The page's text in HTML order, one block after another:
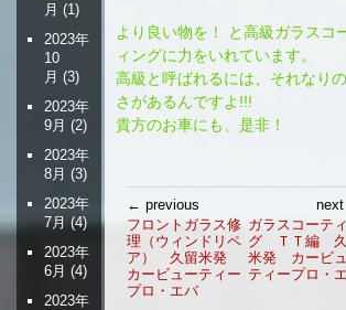
より良い物を！ と高級ガラスコ
ィングに力をいれています。
高級と呼ばれるには、それなり
さがあるんですよ!!!
貴方のお車にも、是非！
稿
ナ
ビ
ゲ
← previous
フロントガラス修
理（ウィンドリペ
ア） 久留米発
カービューティー
プロ・エバ
ガラスコーテ
グ ＴＴ編
米発 カービ
ティープロ・
月 (1)
2023年
10
月 (3)
2023年
9月 (2)
2023年
8月 (3)
2023年
7月 (4)
2023年
6月 (4)
2023年